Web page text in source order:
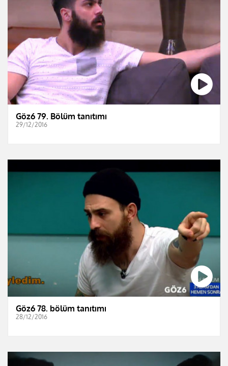
Göz6 79. Bölüm tanıtımı
29/12/2016
Göz6 78. bölüm tanıtımı
28/12/2016